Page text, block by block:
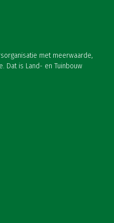
met meerwaarde,
Dat is Land- en Tuinbouw